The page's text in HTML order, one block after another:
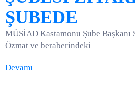
ŞUBEDE
MÜSİAD Kastamonu Şube Başkanı
Özmat ve beraberindeki
Devamı